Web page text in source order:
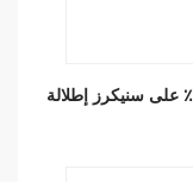
كوبون فوت لوكر للأحذية الرياضية — وفّر 5٪ على سنيكرز إطلالة